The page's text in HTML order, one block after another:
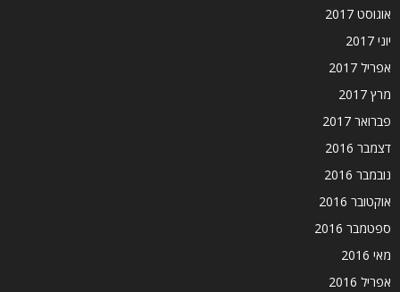
אוגוסט 2017
יוני 2017
אפריל 2017
מרץ 2017
פברואר 2017
דצמבר 2016
נובמבר 2016
אוקטובר 2016
ספטמבר 2016
מאי 2016
אפריל 2016